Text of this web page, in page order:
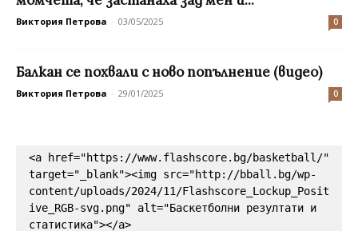
Виктория Петрова - 03/05/2025 0
Балкан се похвали с ново попълнение (видео)
Виктория Петрова - 29/01/2025 0
<a href="https://www.flashscore.bg/basketball/"
target="_blank"><img src="http://bball.bg/wp-
content/uploads/2024/11/Flashscore_Lockup_Posit
ive_RGB-svg.png" alt="Баскетболни резултати и
статистика"></a>